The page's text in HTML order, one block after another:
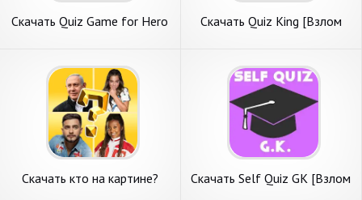
Скачать Quiz Game for Hero
Скачать Quiz King [Взлом
Скачать кто на картине?
Скачать Self Quiz GK [Взлом